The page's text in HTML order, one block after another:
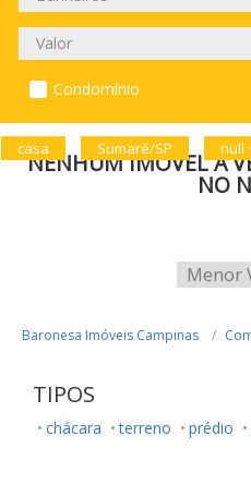
Condomínio
casa Sumaré/SP null
NENHUM IMÓVEL À
NO
Baronesa Imóveis Campinas
TIPOS
chácara terreno prédio